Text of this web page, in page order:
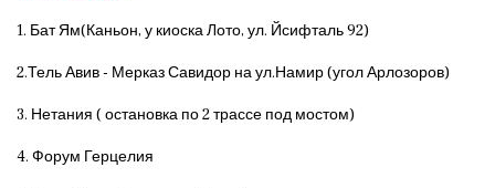
1. Бат Ям(Каньон, у киоска Лото, ул. Йсифталь 92)
2.Тель Авив - Мерказ Савидор на ул.Намир (угол Арлозоров)
3. Нетания ( остановка по 2 трассе под мостом)
4. Форум Герцелия